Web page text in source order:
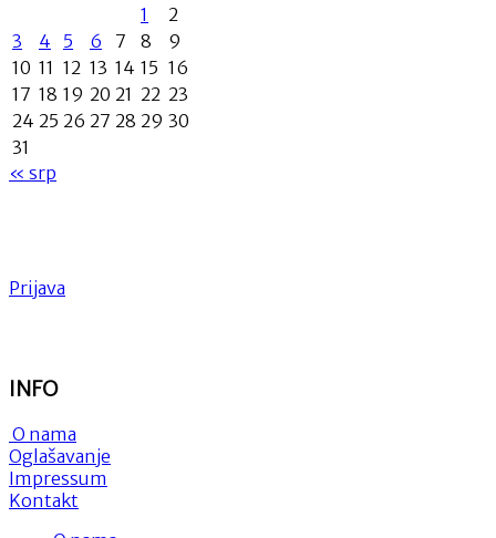
1
2
3
4 5 6 7 8
9
10 11 12 13 14 15 16
17 18 19 20 21 22 23
24 25 26 27 28 29 30
31
« srp
Prijava
INFO
O nama
Oglašavanje
Impressum
Kontakt